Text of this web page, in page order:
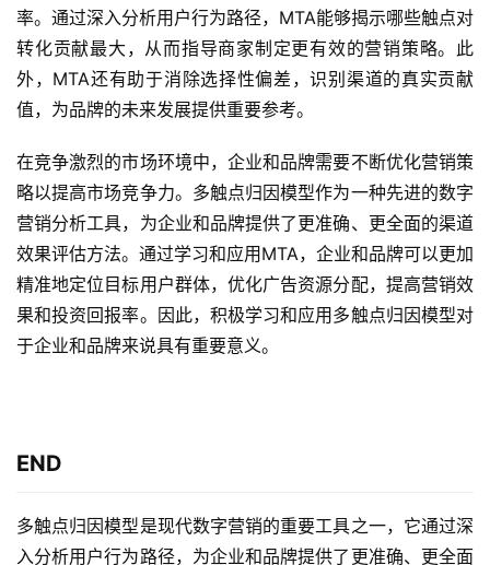
率。通过深入分析用户行为路径，MTA能够揭示哪些触点对
转化贡献最大，从而指导商家制定更有效的营销策略。此
外，MTA还有助于消除选择性偏差，识别渠道的真实贡献
值，为品牌的未来发展提供重要参考。
在竞争激烈的市场环境中，企业和品牌需要不断优化营销策
略以提高市场竞争力。多触点归因模型作为一种先进的数字
营销分析工具，为企业和品牌提供了更准确、更全面的渠道
效果评估方法。通过学习和应用MTA，企业和品牌可以更加
精准地定位目标用户群体，优化广告资源分配，提高营销效
果和投资回报率。因此，积极学习和应用多触点归因模型对
于企业和品牌来说具有重要意义。
END
多触点归因模型是现代数字营销的重要工具之一，它通过深
入分析用户行为路径，为企业和品牌提供了更准确、更全面